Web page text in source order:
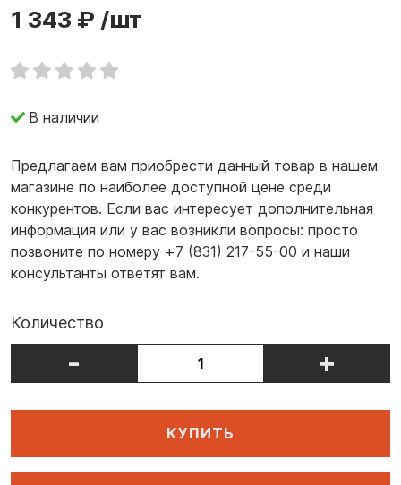
1 343 ₽ /шт
В наличии
Предлагаем вам приобрести данный товар в нашем
магазине по наиболее доступной цене среди
конкурентов. Если вас интересует дополнительная
информация или у вас возникли вопросы: просто
позвоните по номеру +7 (831) 217-55-00 и наши
консультанты ответят вам.
Количество
- +
КУПИТЬ